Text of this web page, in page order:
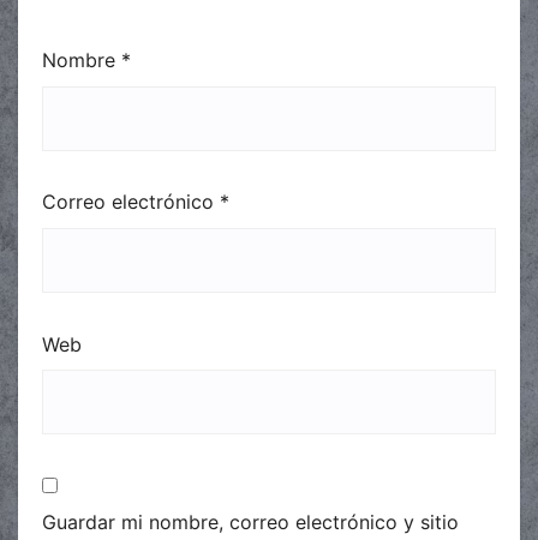
Nombre *
Correo electrónico *
Web
Guardar mi nombre, correo electrónico y sitio